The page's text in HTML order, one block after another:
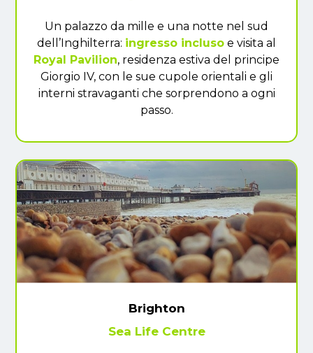
Un palazzo da mille e una notte nel sud
dell’Inghilterra: ingresso incluso e visita al
Royal Pavilion, residenza estiva del principe
Giorgio IV, con le sue cupole orientali e gli
interni stravaganti che sorprendono a ogni
passo.
Brighton
Sea Life Centre